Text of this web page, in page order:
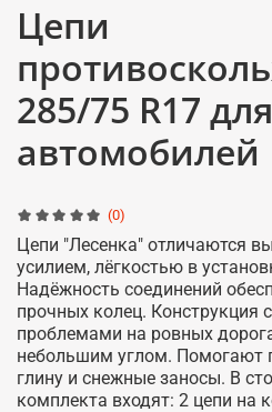
(0)
Цепи
285/75 R17
автомобилей
Цепи "Лесенка" отличаются
усилием, лёгкостью в
Надёжность соединений
прочных колец. Конструкция
проблемами на ровных
небольшим углом. Помогают
глину и снежные заносы. В
комплекта входят: 2 цепи на